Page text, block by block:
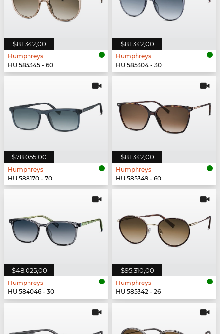
$81.342,00
Humphreys
HU 585345 - 60
$81.342,00
Humphreys
HU 585304 - 30
$78.055,00
Humphreys
HU 588170 - 70
$81.342,00
Humphreys
HU 585349 - 60
$48.025,00
Humphreys
HU 584046 - 30
$95.310,00
Humphreys
HU 585342 - 26